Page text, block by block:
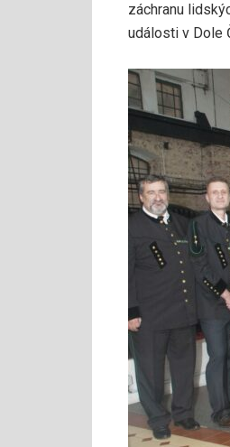
záchranu
události v Dole